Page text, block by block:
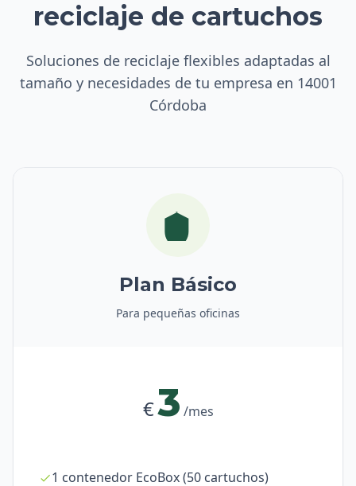
reciclaje de cartuchos
Soluciones de reciclaje flexibles adaptadas al
tamaño y necesidades de tu empresa en 14001
Córdoba
Plan Básico
Para pequeñas oficinas
€3 /mes
1 contenedor EcoBox (50 cartuchos)